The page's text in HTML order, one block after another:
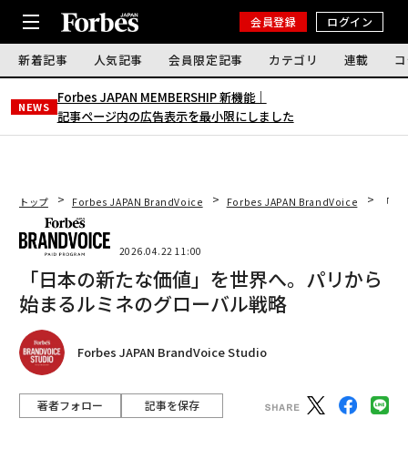
会員登録 ログイン
新着記事 人気記事 会員限定記事 カテゴリ 連載
NEWS
Forbes JAPAN MEMBERSHIP 新機能｜
記事ページ内の広告表示を最小限にしました
トップ Forbes JAPAN BrandVoice Forbes JAPAN BrandVoice 「
2026.04.22 11:00
「日本の新たな価値」を世界へ。パリから
始まるルミネのグローバル戦略
Forbes JAPAN BrandVoice Studio
著者フォロー 記事を保存